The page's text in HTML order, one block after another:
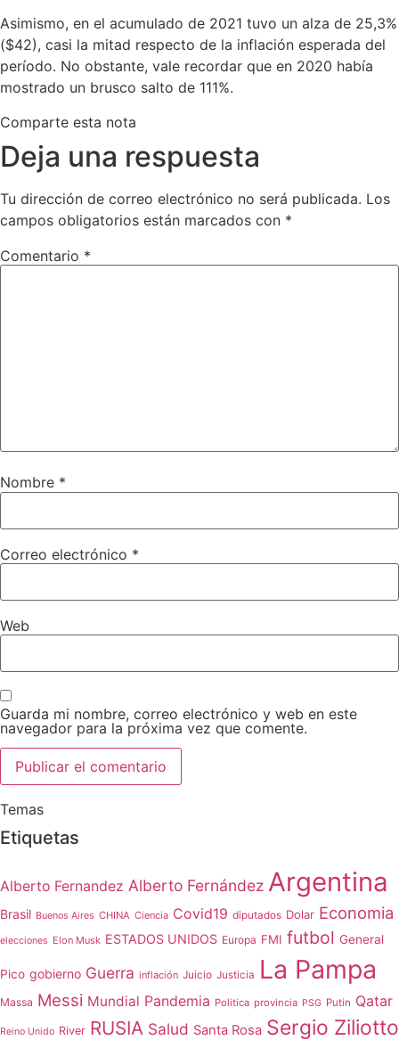
Asimismo, en el acumulado de 2021 tuvo un alza de 25,3%
($42), casi la mitad respecto de la inflación esperada del
período. No obstante, vale recordar que en 2020 había
mostrado un brusco salto de 111%.
Comparte esta nota
Deja una respuesta
Tu dirección de correo electrónico no será publicada. Los
campos obligatorios están marcados con *
Comentario *
Nombre *
Correo electrónico *
Web
Guarda mi nombre, correo electrónico y web en este
navegador para la próxima vez que comente.
Temas
Etiquetas
Alberto Fernandez Alberto Fernández Argentina
Brasil Buenos Aires CHINA Ciencia Covid19 diputados Dolar Economia
elecciones Elon Musk ESTADOS UNIDOS Europa FMI futbol General
Pico gobierno Guerra inflación Juicio Justicia La Pampa
Massa Messi Mundial Pandemia Politica provincia PSG Putin Qatar
Reino Unido River RUSIA Salud Santa Rosa Sergio Ziliotto